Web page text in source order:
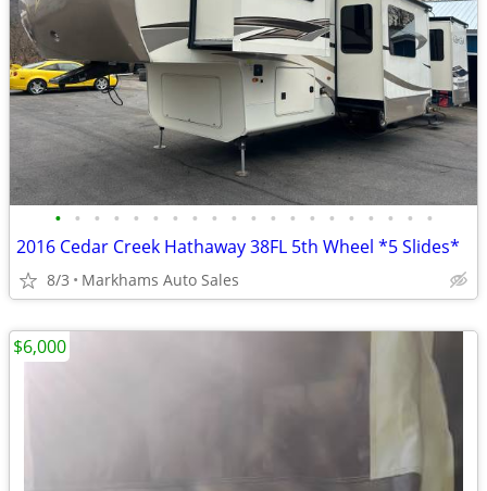
• • • • • • • • • • • • • • • • • • • •
2016 Cedar Creek Hathaway 38FL 5th Wheel *5 Slides*
8/3 Markhams Auto Sales
$6,000